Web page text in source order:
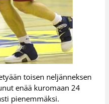
toisen neljänneksen
enää kuromaan 24
pienemmäksi.